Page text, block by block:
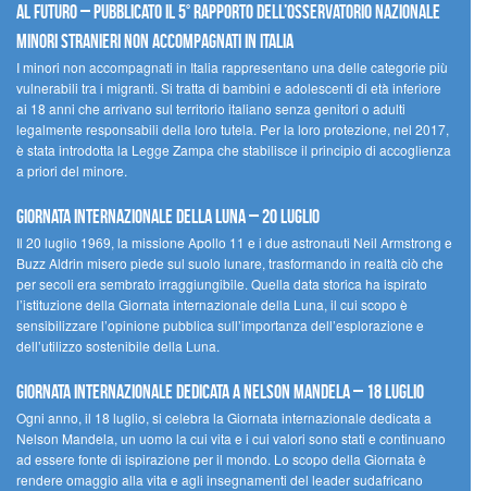
al futuro – Pubblicato il 5° rapporto dell’Osservatorio Nazionale
Minori Stranieri Non Accompagnati in Italia
I minori non accompagnati in Italia rappresentano una delle categorie più
vulnerabili tra i migranti. Si tratta di bambini e adolescenti di età inferiore
ai 18 anni che arrivano sul territorio italiano senza genitori o adulti
legalmente responsabili della loro tutela. Per la loro protezione, nel 2017,
è stata introdotta la Legge Zampa che stabilisce il principio di accoglienza
a priori del minore.
Giornata Internazionale della Luna – 20 luglio
Il 20 luglio 1969, la missione Apollo 11 e i due astronauti Neil Armstrong e
Buzz Aldrin misero piede sul suolo lunare, trasformando in realtà ciò che
per secoli era sembrato irraggiungibile. Quella data storica ha ispirato
l’istituzione della Giornata internazionale della Luna, il cui scopo è
sensibilizzare l’opinione pubblica sull’importanza dell’esplorazione e
dell’utilizzo sostenibile della Luna.
Giornata internazionale dedicata a Nelson Mandela – 18 luglio
Ogni anno, il 18 luglio, si celebra la Giornata internazionale dedicata a
Nelson Mandela, un uomo la cui vita e i cui valori sono stati e continuano
ad essere fonte di ispirazione per il mondo. Lo scopo della Giornata è
rendere omaggio alla vita e agli insegnamenti del leader sudafricano